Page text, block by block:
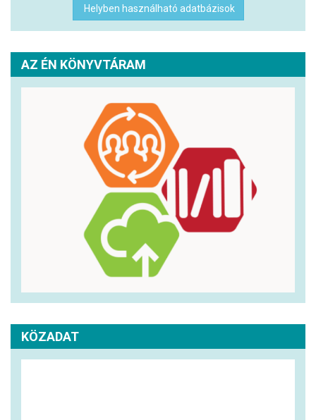
Helyben használható adatbázisok
AZ ÉN KÖNYVTÁRAM
KÖZADAT